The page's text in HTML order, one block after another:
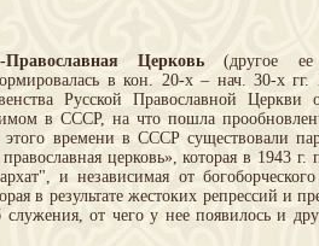
Церковь (другое ее
в кон. 20-х – нач. 30-х гг.
Русской Православной Церкви
в СССР, на что пошла
времени в СССР существовали
церковь», которая в 1943
и независимая от
в результате жестоких репрессий и
служения, от чего у нее появилось и